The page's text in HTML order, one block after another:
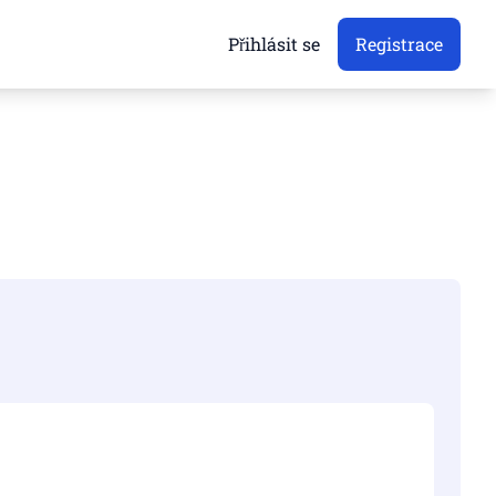
Přihlásit se Registrace